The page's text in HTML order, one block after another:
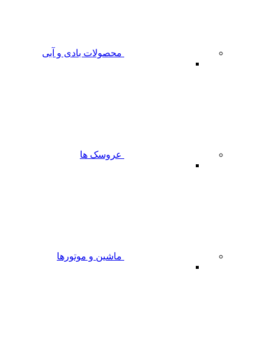
محصولات بادی و آبی
عروسک ها
ماشین و موتورها